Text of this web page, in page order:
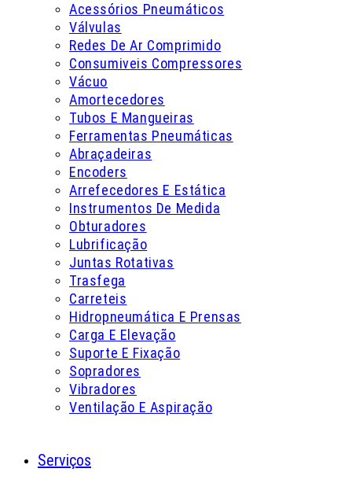
Acessórios Pneumáticos
Válvulas
Redes De Ar Comprimido
Consumiveis Compressores
Vácuo
Amortecedores
Tubos E Mangueiras
Ferramentas Pneumáticas
Abraçadeiras
Encoders
Arrefecedores E Estática
Instrumentos De Medida
Obturadores
Lubrificação
Juntas Rotativas
Trasfega
Carreteis
Hidropneumática E Prensas
Carga E Elevação
Suporte E Fixação
Sopradores
Vibradores
Ventilação E Aspiração
Serviços